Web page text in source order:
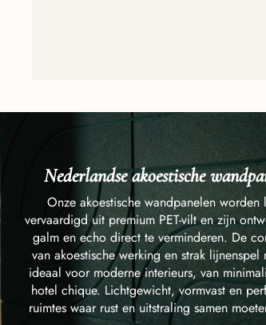
Nederlandse akoestische
Onze akoestische wandpanelen worden
vervaardigd uit premium PET-vilt en zijn
galm en echo direct te verminderen. De
van akoestische werking en strak lijnenspel
ideaal voor moderne interieurs, van
hotel chique. Lichtgewicht, vormvast en
ruimtes waar rust en uitstraling samen